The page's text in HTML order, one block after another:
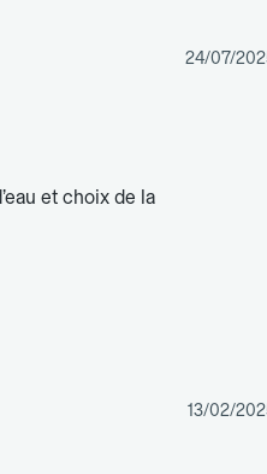
24/07/
et choix de la
13/02/